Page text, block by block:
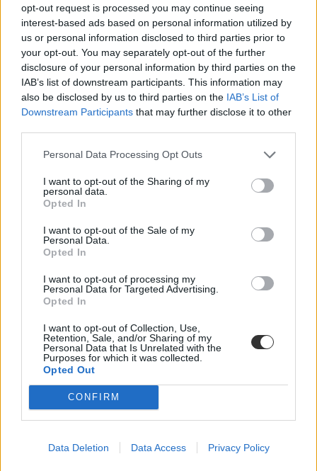
opt-out request is processed you may continue seeing
interest-based ads based on personal information utilized by
us or personal information disclosed to third parties prior to
your opt-out. You may separately opt-out of the further
disclosure of your personal information by third parties on the
IAB’s list of downstream participants. This information may
also be disclosed by us to third parties on the IAB’s List of
Downstream Participants that may further disclose it to other
Personal Data Processing Opt Outs
I want to opt-out of the Sharing of my
personal data.
Opted In
I want to opt-out of the Sale of my
Personal Data.
Opted In
I want to opt-out of processing my
Personal Data for Targeted Advertising.
Opted In
I want to opt-out of Collection, Use,
Retention, Sale, and/or Sharing of my
Personal Data that Is Unrelated with the
Purposes for which it was collected.
Opted Out
CONFIRM
Data Deletion Data Access Privacy Policy
Hana György: „Méltóságot, tekintélyt kell adni az
oktatásról szóló közbeszédnek”
Az új kormány az elődökétől merőben eltérő kommunikációs
stratégiával kezdte meg működését. Az egyes minisztériumok
szintjére kiterjesztett hiperaktivitás érezhetően felszabadulást,
optimizmust ébresztett és éltet. Különösen az olyan, korábban porig
alázott ágazatban, mint az oktatás. Ám pontosan ez a lendület az,
érdemi társadalmi egyeztetés ígéretének beváltását, vagy más szóval
igyekszem az alábbiakban szempontokat adni. Hana György
humánökológus, közoktatási vezető véleménycikke.
Vendégszerző
Dolgoznának az egyetem mellett, mégsem
vállalhatnak diákmunkát – több mint százezer
levelezős hallgatót érinthet a szabály
tagozatos hallgató vagyok, egyből húzni kezdték a szájukat” –
számolt be tapasztalatairól az Eduline-nak egy egyetemista. Példája
azonban korántsem egyedi: több levelezős hallgató számolt be
hasonló nehézségekről.
Kovács Dóri
óvodák dönthetnének az iskolaérettségről